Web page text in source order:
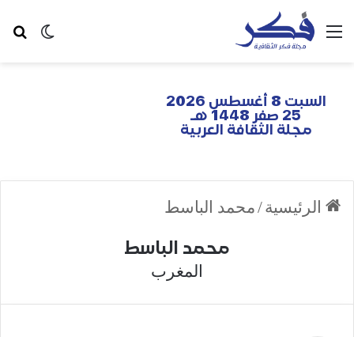
السبت 8 أغسطس 2026
25 صفر 1448 هـ
مجلة الثقافة العربية
الرئيسية/محمد الباسط
محمد الباسط
المغرب